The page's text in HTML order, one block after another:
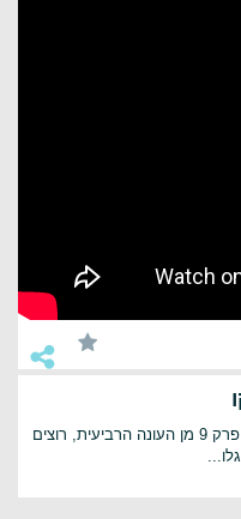
הפרק הבא של קופיקו מתרחש באי בודד, פרק 9 מן העונה הרביעית, רוצים